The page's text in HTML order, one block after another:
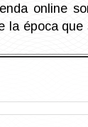
online
la época